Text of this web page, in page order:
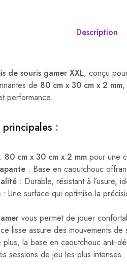
Description
de souris gamer XXL, conçu
de 80 cm x 30 cm x 2 mm,
performance.
principales :
: 80 cm x 30 cm x 2 mm pour une
: Base en caoutchouc
: Durable, résistant à l’usure,
: Une surface qui optimise la
vous permet de jouer
lisse assure des mouvements
la base en caoutchouc anti-
sessions de jeu les plus intenses.